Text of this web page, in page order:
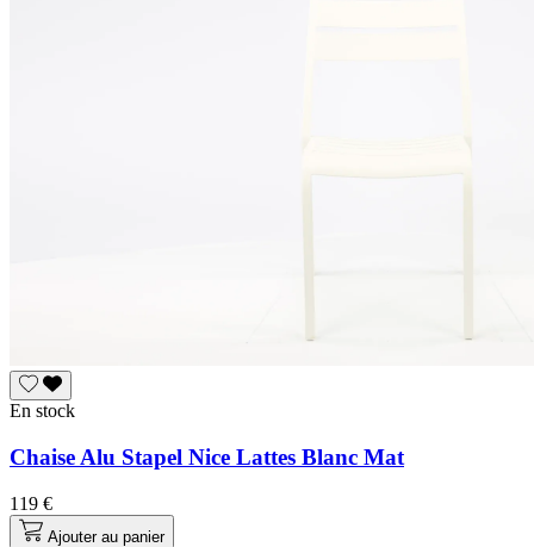
En stock
Chaise Alu Stapel Nice Lattes Blanc Mat
119 €
Ajouter au panier